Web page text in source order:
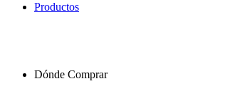
Productos
Dónde Comprar